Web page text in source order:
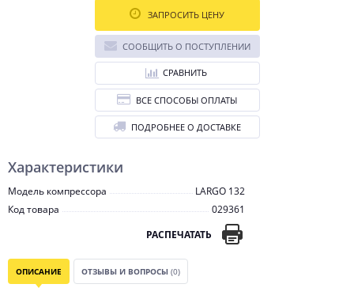
Характеристики
Модель компрессора
LARGO 132
Код товара
029361
РАСПЕЧАТАТЬ
ЗАПРОСИТЬ ЦЕНУ
СООБЩИТЬ О ПОСТУПЛЕНИИ
СРАВНИТЬ
ВСЕ СПОСОБЫ ОПЛАТЫ
ПОДРОБНЕЕ О ДОСТАВКЕ
ОПИСАНИЕ ОТЗЫВЫ И ВОПРОСЫ (0)